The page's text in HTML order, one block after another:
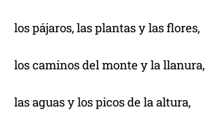
los pájaros, las plantas y las flores,
los caminos del monte y la llanura,
las aguas y los picos de la altura,